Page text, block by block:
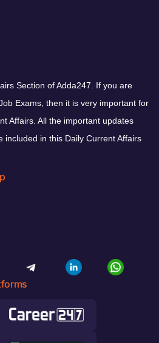
Section of Adda247. If you are
Exams, then it is very important for
Affairs. All the important updates
included in this Daily Current Affairs